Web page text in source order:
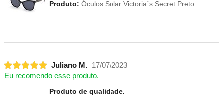
Produto: Óculos Solar Victoria´s Secret Preto
Juliano M.
17/07/2023
Eu recomendo esse produto.
Produto de qualidade.